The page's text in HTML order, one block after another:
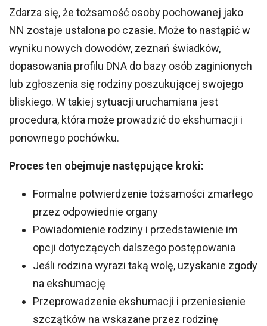
Zdarza się, że tożsamość osoby pochowanej jako
NN zostaje ustalona po czasie. Może to nastąpić w
wyniku nowych dowodów, zeznań świadków,
dopasowania profilu DNA do bazy osób zaginionych
lub zgłoszenia się rodziny poszukującej swojego
bliskiego. W takiej sytuacji uruchamiana jest
procedura, która może prowadzić do ekshumacji i
ponownego pochówku.
Proces ten obejmuje następujące kroki:
Formalne potwierdzenie tożsamości zmarłego
przez odpowiednie organy
Powiadomienie rodziny i przedstawienie im
opcji dotyczących dalszego postępowania
Jeśli rodzina wyrazi taką wolę, uzyskanie zgody
na ekshumację
Przeprowadzenie ekshumacji i przeniesienie
szczątków na wskazane przez rodzinę